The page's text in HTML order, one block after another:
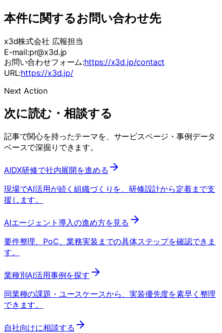
本件に関するお問い合わせ先
x3d株式会社 広報担当
E-mail:pr@x3d.jp
お問い合わせフォーム:https://x3d.jp/contact
URL:https://x3d.jp/
Next Action
次に読む・相談する
記事で関心を持ったテーマを、サービスページ・事例データ
ベースで深掘りできます。
AIDX研修で社内展開を進める
現場でAI活用が続く組織づくりを、研修設計から定着まで支
援します。
AIエージェント導入の進め方を見る
要件整理、PoC、業務実装までの具体ステップを確認できま
す。
業種別AI活用事例を探す
同業種の課題・ユースケースから、実装優先度を素早く整理
できます。
自社向けに相談する